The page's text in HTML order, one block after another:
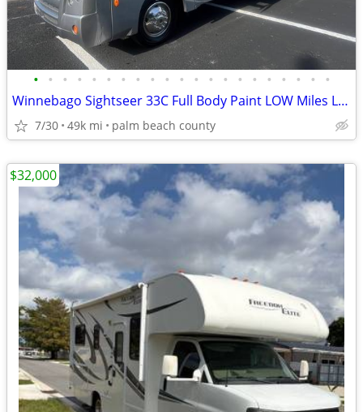
• • • • • • • • • • • • • • • • • • • • •
Winnebago Sightseer 33C Full Body Paint LOW Miles LIKE NEW
7/30 49k mi palm beach county
$32,000